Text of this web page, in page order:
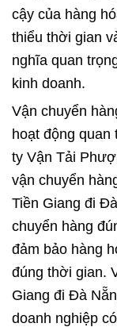
cậy của hàng
thiểu thời gian
nghĩa quan
kinh doanh.
Vận chuyển
hoạt động quan
ty Vận Tải
vận chuyển
Tiền Giang đi
chuyển hàng
đảm bảo hàng
đúng thời gian.
Giang đi Đà
doanh nghiệp